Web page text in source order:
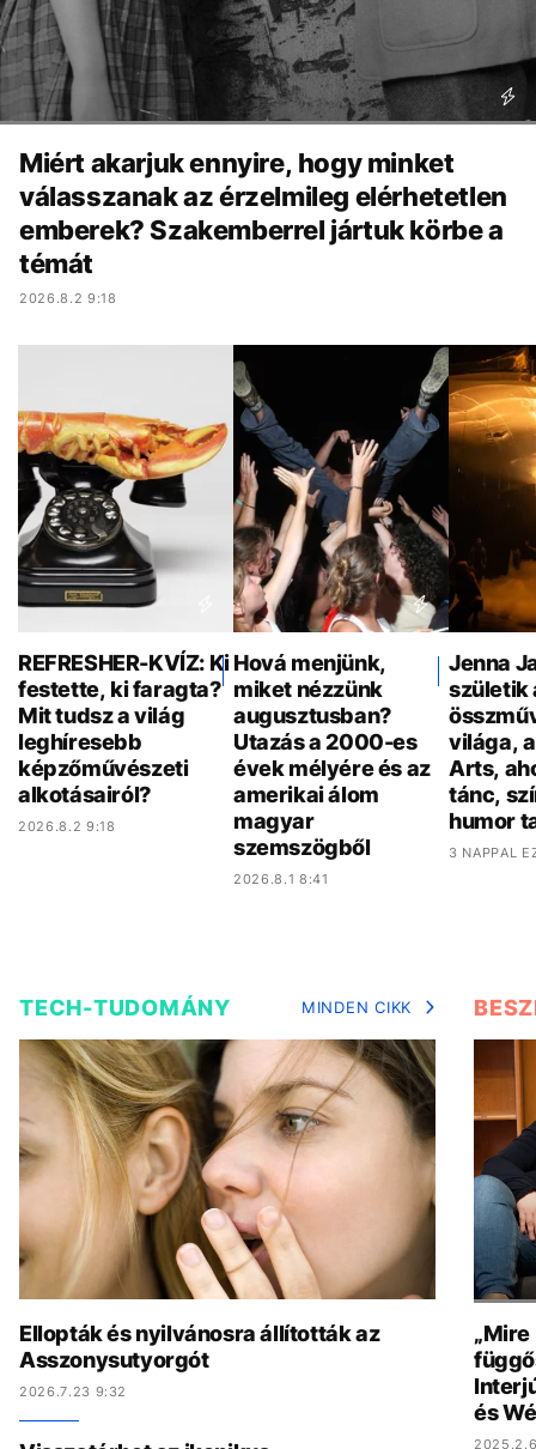
Miért akarjuk ennyire, hogy minket
válasszanak az érzelmileg elérhetetlen
emberek? Szakemberrel jártuk körbe a
témát
2026.8.2 9:18
REFRESHER-KVÍZ: Ki
festette, ki faragta?
Mit tudsz a világ
leghíresebb
képzőművészeti
alkotásairól?
2026.8.2 9:18
Hová menjünk,
miket nézzünk
augusztusban?
Utazás a 2000-es
évek mélyére és az
amerikai álom
magyar
szemszögből
2026.8.1 8:41
Jenna
születik
világa,
Arts,
tánc,
humor
3 NAPPAL
TECH-TUDOMÁNY MINDEN CIKK
Ellopták és nyilvánosra állították az
Asszonysutyorgót
2026.7.23 9:32
és